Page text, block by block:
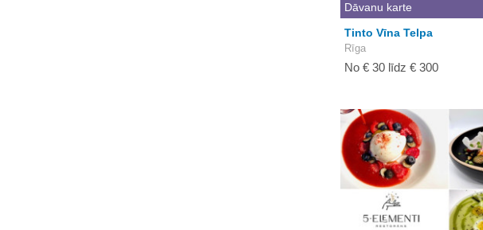
Dāvanu karte
Tinto Vīna Telpa
Rīga
No € 30 līdz € 300